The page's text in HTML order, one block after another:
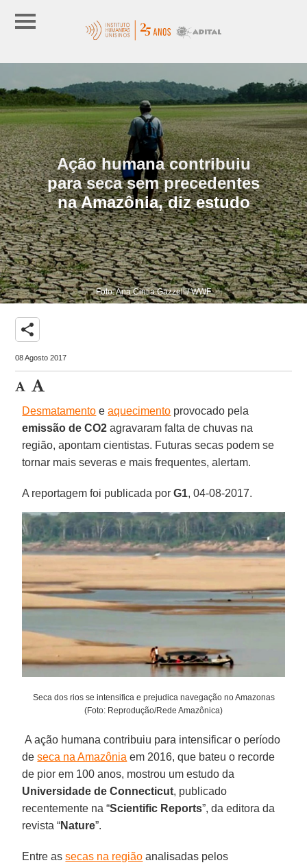
Ação humana contribuiu
para seca sem precedentes
na Amazônia, diz estudo
Foto: Ana Cintia Gazzelli/ WWF
share
08 Agosto 2017
Desmatamento eaquecimento provocado pela
emissão de CO2 agravaram falta de chuvas na
região, apontam cientistas. Futuras secas podem se
tornar mais severas e mais frequentes, alertam.
A reportagem foi publicada porG1, 04-08-2017.
Seca dos rios se intensifica e prejudica navegação no Amazonas
(Foto: Reprodução/Rede Amazônica)
A ação humana contribuiu para intensificar o período
deseca na Amazônia em 2016, que bateu o recorde
de pior em 100 anos, mostrou um estudo da
Universidade de Connecticut, publicado
recentemente na “Scientific Reports”, da editora da
revista “Nature”.
Entre assecas na região analisadas pelos